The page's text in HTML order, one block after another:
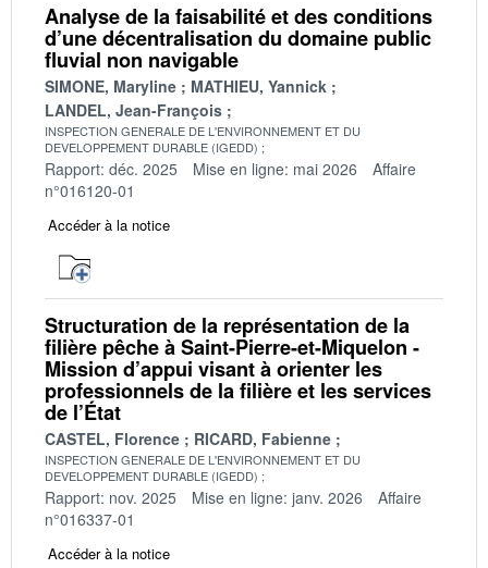
Analyse de la faisabilité et des conditions
d’une décentralisation du domaine public
fluvial non navigable
SIMONE, Maryline
MATHIEU, Yannick
LANDEL, Jean-François
INSPECTION GENERALE DE L'ENVIRONNEMENT ET DU
DEVELOPPEMENT DURABLE (IGEDD)
Rapport: déc. 2025 Mise en ligne: mai 2026
Affaire
n°016120-01
Accéder à la notice
Structuration de la représentation de la
filière pêche à Saint-Pierre-et-Miquelon -
Mission d’appui visant à orienter les
professionnels de la filière et les services
de l’État
CASTEL, Florence RICARD, Fabienne
INSPECTION GENERALE DE L'ENVIRONNEMENT ET DU
DEVELOPPEMENT DURABLE (IGEDD)
Rapport: nov. 2025 Mise en ligne: janv. 2026
Affaire
n°016337-01
Accéder à la notice